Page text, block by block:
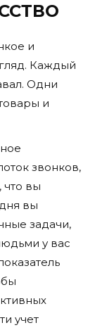
и
Каждый
Одни
и
звонков,
что вы
вы
задачи,
у вас
учет